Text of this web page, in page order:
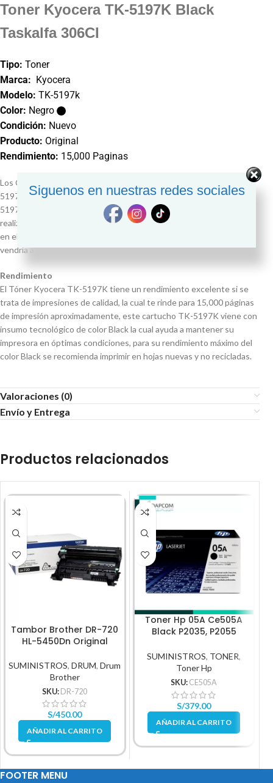
Toner Kyocera TK-5197K Black
Taskalfa 306CI
Tipo: Toner
Marca: Kyocera
Modelo: TK-5197k
Color: Negro
Condición: Nuevo
Producto: Original
Rendimiento: 15,000 Paginas
Los Cartuchos de Tóner Kyocera con sub-código de identidad TK-
5197K viene con un chip inteligente insertado en el cartucho TK-
5197K la cual contabiliza las impresiones de color Black que sé
realizan, de igual manera el código del tóner se encuentra grabado
en el cartucho, en modo de alto relieve el cual es TK-5197K, que
vendría a ser su identificador como producto de la casa Kyocera
Rendimiento
El Tóner Kyocera TK-5197K tiene un rendimiento excelente si se
trata de impresiones de calidad, la cual te rinde para 15,000 páginas
de impresión aproximadamente, este cartucho TK-5197K viene con
insumo tecnológico de color Black la cual ayuda a mantener su
impresora en óptimas condiciones, para su rendimiento máximo del
color Black se recomienda imprimir en hojas nuevas y no recicladas.
Valoraciones (0)
Envío y Entrega
Productos relacionados
Tambor Brother DR-720
HL-5450Dn Original
SUMINISTROS,DRUM,Drum
Brother
SKU: DR-720
S/450.00
AÑADIR AL CARRITO
Toner Hp 05A Ce505A
Black P2035, P2055
SUMINISTROS, TONER,
Toner Hp
SKU: CE505A
S/379.00
AÑADIR AL CARRITO
FOOTER MENU
Siguenos en nuestras redes sociales